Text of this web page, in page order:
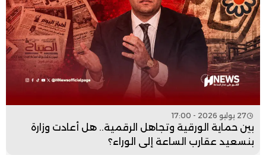
27 يوليو 2026 - 17:00
بين حماية الورقية وتجاهل الرقمية.. هل أعادت وزارة
بنسعيد عقارب الساعة إلى الوراء؟